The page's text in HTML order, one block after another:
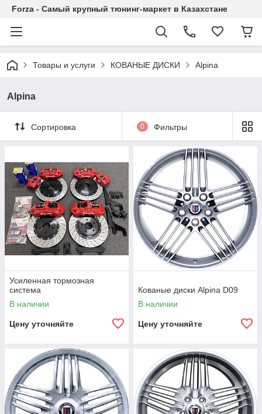
Forza - Самый крупный тюнинг-маркет в Казахстане
Товары и услуги КОВАНЫЕ ДИСКИ Alpina
Alpina
Сортировка 0 Фильтры
Усиленная тормозная
система
В наличии
Цену уточняйте
Кованые диски Alpina D09
В наличии
Цену уточняйте